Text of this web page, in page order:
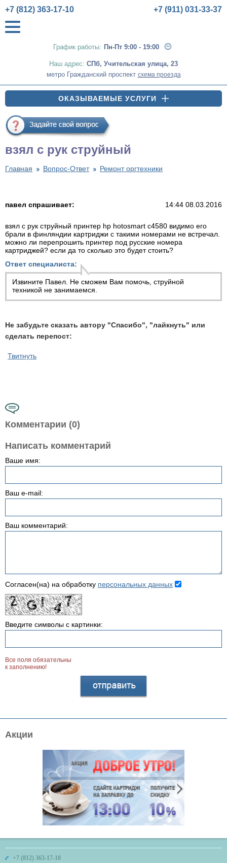
График работы: Пн-Пт 9:00 - 19:00
+7 (812) 363-17-10 +7 (911) 031-33-37
Наш адрес: СПб, Учительская улица, 23
метро Гражданский проспект схема проезда
ОКАЗЫВАЕМЫЕ УСЛУГИ
Акции
взял с рук струйный
Главная Вопрос-Ответ Ремонт оргтехники
павел спрашивает: 14:44 08.03.2016
взял с рук струйный принтер hp hotosmart c4580 видимо его
брали в финляндии картриджи с такими номерами не встречал.
можно ли перепрошить принтер под русские номера
картриджей? если да то сколько это будет стоить?
Ответ специалиста:
Извините Павел. Не сможем Вам помочь, струйной
техникой не занимаемся.
Не забудьте сказать автору "Спасибо", "лайкнуть" или
сделать перепост:
Твитнуть
Комментарии (0)
Написать комментарий
Ваше имя:
Ваш e-mail:
Ваш комментарий:
Согласен(на) на обработку персональных данных
Введите символы с картинки:
Все поля обязательны
к заполнению!
+7 (812) 363-17-10